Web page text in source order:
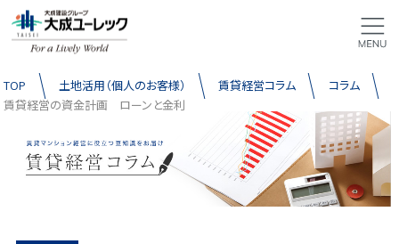
TOP 土地活用（個人のお客様） 賃貸経営コラム
コラム
賃貸経営の資金計画 ローンと金利